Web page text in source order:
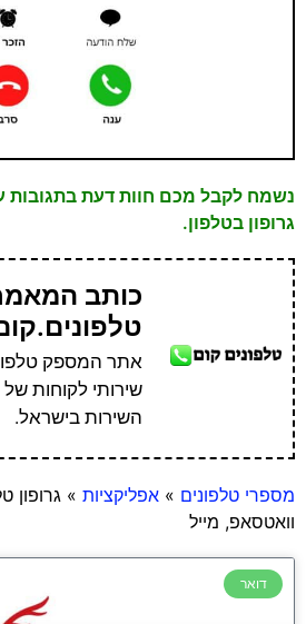
נשמח לקבל מכם חוות דעת בתגובות
גרופון בטלפון.
כותב
אתר המספק
שירותי לקוחות
השירות בישראל.
מספרי טלפונים » אפליקציות » גרופון
וואטסאפ, מייל
דואר